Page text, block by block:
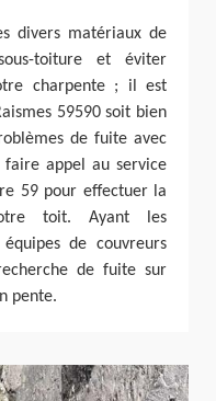
divers matériaux de
toiture et éviter
charpente ; il est
59590 soit bien
de fuite avec
appel au service
59 pour effectuer la
toit. Ayant les
de couvreurs
de fuite sur
pente.